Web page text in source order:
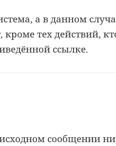
а в данном
кроме тех действий,
ссылке.
сообщении